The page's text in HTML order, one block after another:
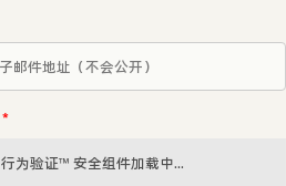
*
行为验证™ 安全组件加载中...